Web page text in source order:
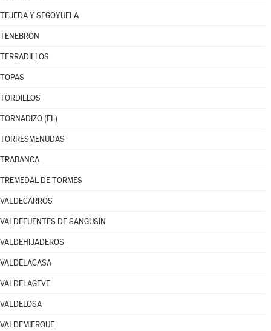
TEJEDA Y SEGOYUELA
TENEBRÓN
TERRADILLOS
TOPAS
TORDILLOS
TORNADIZO (EL)
TORRESMENUDAS
TRABANCA
TREMEDAL DE TORMES
VALDECARROS
VALDEFUENTES DE SANGUSÍN
VALDEHIJADEROS
VALDELACASA
VALDELAGEVE
VALDELOSA
VALDEMIERQUE